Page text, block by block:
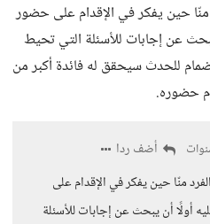
حين يفكر في الإقدام على حضور
عن إجابات للأسئلة التي تحيط
للحدث سيحقق له فائدة أكبر من
حضوره.
أضف ردا
منّا حين يفكر في الإقدام على
أولًا أن يبحث عن إجابات للأسئلة